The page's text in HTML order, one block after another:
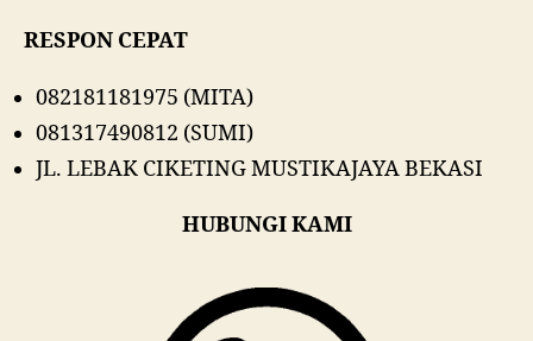
RESPON CEPAT
082181181975 (MITA)
081317490812 (SUMI)
JL. LEBAK CIKETING MUSTIKAJAYA BEKASI
HUBUNGI KAMI